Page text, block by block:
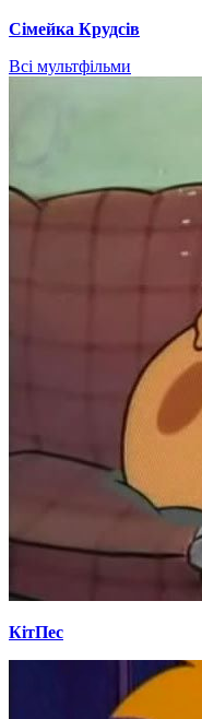
Сімейка Крудсів
Всі мультфільми
КітПес